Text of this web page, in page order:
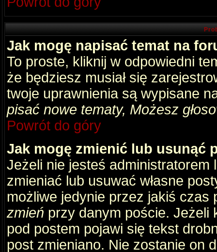
Jak mogę napisać temat na
To proste, kliknij w odpowiedni
że będziesz musiał się
twoje uprawnienia są wypisane
pisać nowe tematy, Możesz
Powrót do góry
Jak mogę zmienić lub usunąć
Jeżeli nie jesteś
zmieniać lub usuwać własne
możliwe jedynie przez jakiś
zmień przy danym poście. Jeżeli
pod postem pojawi się tekst
post zmieniano. Nie zostanie on